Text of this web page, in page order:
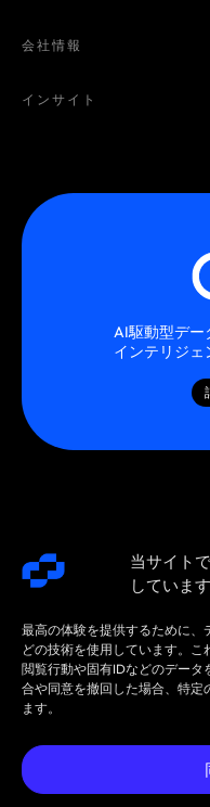
当サイト
しています
最高の体験を提供するために、
どの技術を使用しています。
閲覧行動や固有IDなどのデー
合や同意を撤回した場合、特定
ます。
会社情報
インサイト
AI駆動型デー
インテリジェ
SMARTSTREAM
ンターナショナル デリ
エクスポ (IDX) でお会